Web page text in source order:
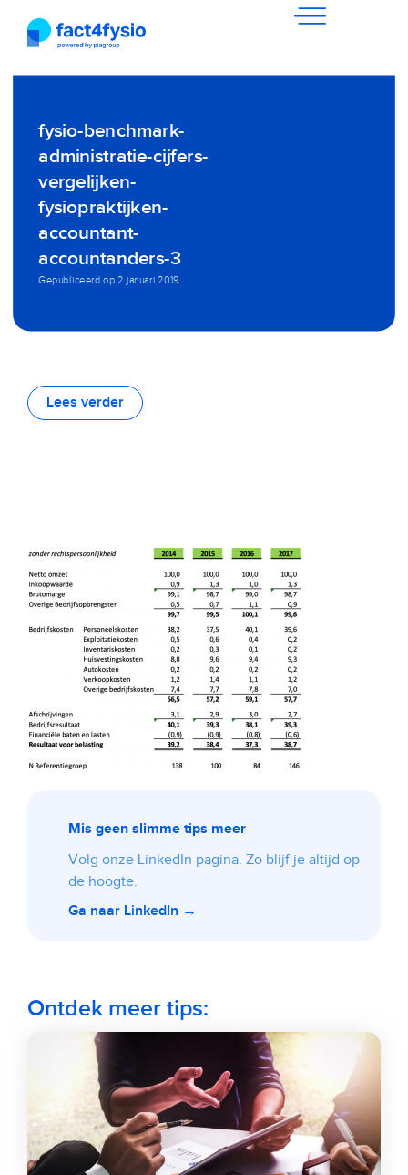
fysio-benchmark-
administratie-cijfers-
vergelijken-
fysiopraktijken-
accountant-
accountanders-3
Gepubliceerd op 2 januari 2019
Lees verder
Mis geen slimme tips meer
Volg onze LinkedIn pagina. Zo blijf je altijd op
de hoogte.
Ga naar LinkedIn →
Ontdek meer tips: